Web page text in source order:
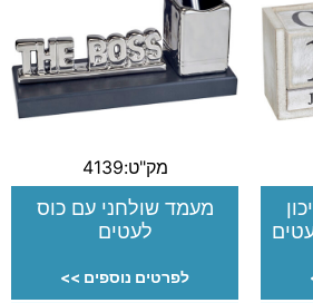
מק"ט:4139
מעמד שולחני עם כוס
לעטים
לפרטים נוספים >>